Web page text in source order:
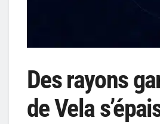
Des rayons
de Vela